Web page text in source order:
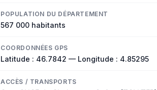
POPULATION DU DÉPARTEMENT
567 000 habitants
COORDONNÉES GPS
Latitude : 46.7842 — Longitude : 4.85295
ACCÈS / TRANSPORTS